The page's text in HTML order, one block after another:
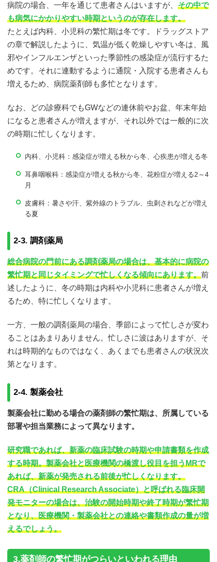
病院の場合、一年を通じて患者さんはいますが、 その中で
も病気にかかりやすい時期というのが存在します。
たとえば内科、小児科の繁忙期は冬です。ドラッグストア
の章で解説したように、気温が低く乾燥しやすい冬は、風
邪やインフルエンザといった季節性の感染症が流行するた
めです。それに連動するように通院・入院する患者さんも
増えるため、病院薬剤師も多忙となります。
なお、どの診療科でもGWなどの連休前やお盆、年末年始
になると患者さんが増えますが、それ以外では一般的に次
の時期に忙しくなります。
内科、小児科：感染症が増える秋から冬、心疾患が増える冬
耳鼻咽喉科：感染症が増える秋から冬、花粉症が増える2～4
月
皮膚科：暑さや汗、紫外線のトラブル、虫刺されなどが増え
る夏
2-3. 調剤薬局
総合病院の門前にある調剤薬局の場合は、基本的に病院の
繁忙期と同じタイミングで忙しくなる傾向にあります。前
述したように、冬の時期は内科や小児科に患者さんが増え
るため、特に忙しくなります。
一方、一般の調剤薬局の場合、季節によって忙しさが変わ
ることはあまりありません。忙しさに波はありますが、そ
れは時期的なものではなく、あくまでも患者さんの状況次
第となります。
2-4. 製薬会社
製薬会社に勤める場合の薬剤師の繁忙期は、所属している
部署や担当業務によって異なります。
研究職であれば、新薬の臨床試験の時期や申請書類を作成
する時期。製薬会社と医療機関の橋渡し役目を担うMRで
あれば、新薬が発売される前後が忙しくなります。
CRA（Clinical Research Associate）と呼ばれる臨床開
発モニターの場合は、治験の開始時期や終了時期が繁忙期
となり、医療機関・製薬会社との連絡や書類作成の量が増
えるでしょう。
3.薬剤師の繁忙期がつらいといわれる理由